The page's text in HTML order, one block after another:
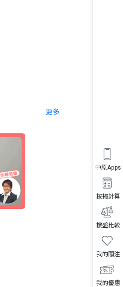
我的優惠
我的關注
樓盤比較
按揭計算
中原Apps
更多